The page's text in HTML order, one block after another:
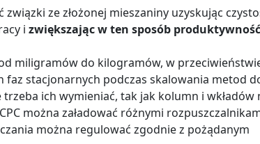
ze złożonej mieszaniny uzyskując
i zwiększając w ten sposób produktywność
miligramów do kilogramów, w
stacjonarnych podczas skalowania metod
ich wymieniać, tak jak kolumn i wkładów
można załadować różnymi
można regulować zgodnie z pożądanym